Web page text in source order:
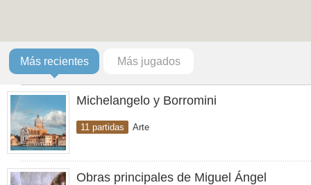
Más recientes Más jugados
Michelangelo y Borromini
11 partidas Arte
Obras principales de Miguel Ángel